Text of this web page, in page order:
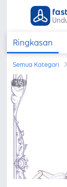
Ringkasan
Semua Kategori
1/6